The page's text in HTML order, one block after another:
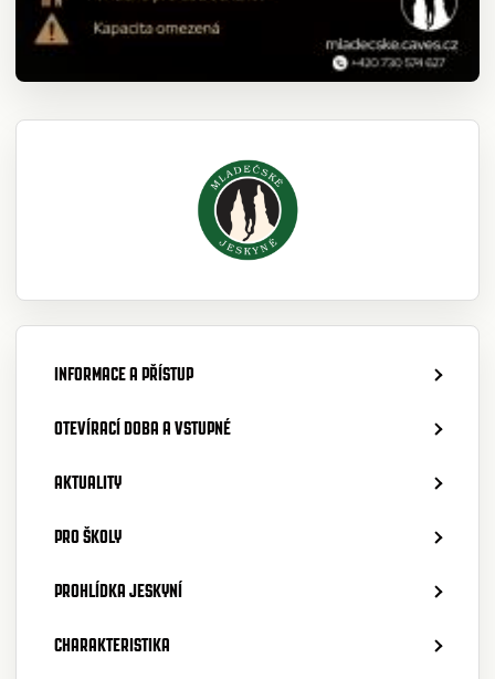
INFORMACE A PŘÍSTUP
OTEVÍRACÍ DOBA A VSTUPNÉ
AKTUALITY
PRO ŠKOLY
PROHLÍDKA JESKYNÍ
CHARAKTERISTIKA